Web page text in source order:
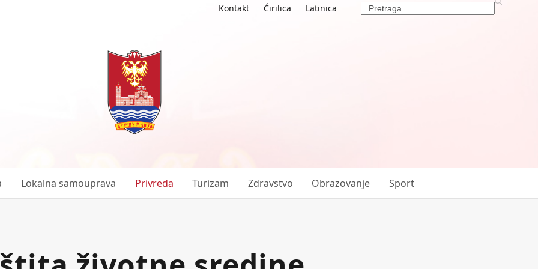
Kontakt Ćirilica Latinica Search
Lokalna samouprava Privreda Turizam Zdravstvo Obrazovanje Sport